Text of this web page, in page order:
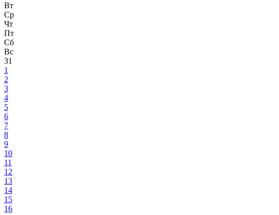
Вт
Ср
Чт
Пт
Сб
Вс
31
1
2
3
4
5
6
7
8
9
10
11
12
13
14
15
16